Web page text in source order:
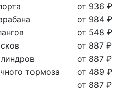
от 936 ₽
от 984 ₽
от 548 ₽
от 887 ₽
от 887 ₽
тормоза
от 489 ₽
от 887 ₽